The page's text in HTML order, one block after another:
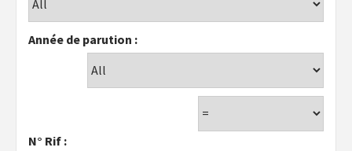
Année de parution :
N° Rif :